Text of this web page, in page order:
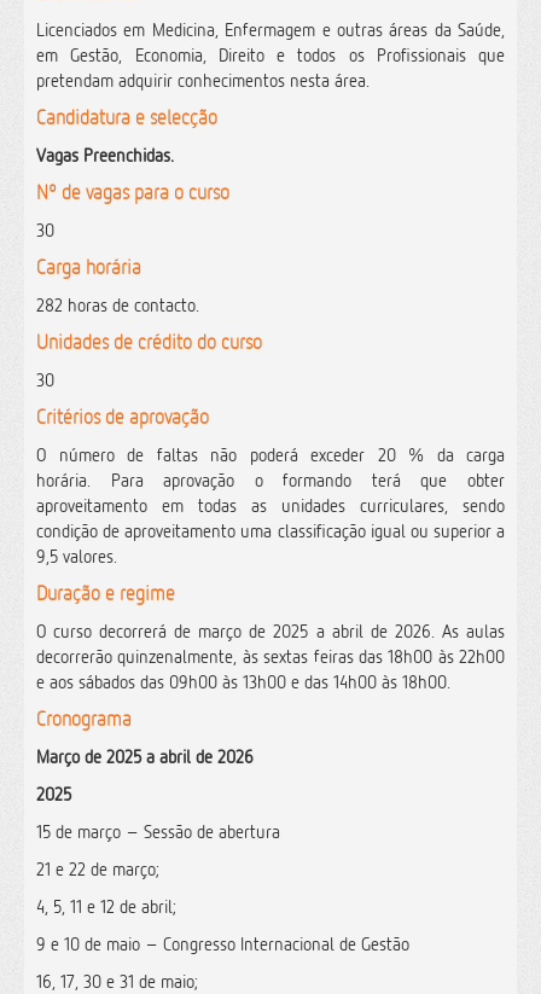
Licenciados em Medicina, Enfermagem e outras áreas da Saúde,
em Gestão, Economia, Direito e todos os Profissionais que
pretendam adquirir conhecimentos nesta área.
Candidatura e selecção
Vagas Preenchidas.
Nº de vagas para o curso
30
Carga horária
282 horas de contacto.
Unidades de crédito do curso
30
Critérios de aprovação
O número de faltas não poderá exceder 20 % da carga
horária. Para aprovação o formando terá que obter
aproveitamento em todas as unidades curriculares, sendo
condição de aproveitamento uma classificação igual ou superior a
9,5 valores.
Duração e regime
O curso decorrerá de março de 2025 a abril de 2026. As aulas
decorrerão quinzenalmente, às sextas feiras das 18h00 às 22h00
e aos sábados das 09h00 às 13h00 e das 14h00 às 18h00.
Cronograma
Março de 2025 a abril de 2026
2025
15 de março – Sessão de abertura
21 e 22 de março;
4, 5, 11 e 12 de abril;
9 e 10 de maio – Congresso Internacional de Gestão
16, 17, 30 e 31 de maio;